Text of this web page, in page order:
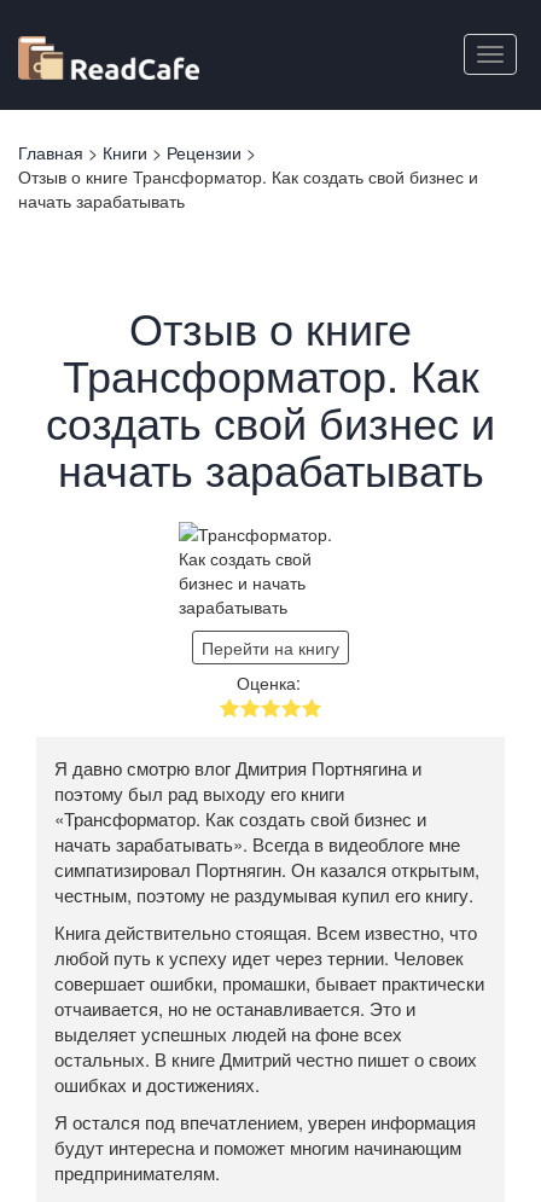
основному
содержанию
Toggle
Вы
здесь
Главная > Книги > Рецензии >
Отзыв о книге Трансформатор. Как создать свой бизнес и
начать зарабатывать
Отзыв о книге
Трансформатор. Как
создать свой бизнес и
начать зарабатывать
Перейти на книгу
Оценка:
Я давно смотрю влог Дмитрия Портнягина и
поэтому был рад выходу его книги
«Трансформатор. Как создать свой бизнес и
начать зарабатывать». Всегда в видеоблоге мне
симпатизировал Портнягин. Он казался открытым,
честным, поэтому не раздумывая купил его книгу.
Книга действительно стоящая. Всем известно, что
любой путь к успеху идет через тернии. Человек
совершает ошибки, промашки, бывает практически
отчаивается, но не останавливается. Это и
выделяет успешных людей на фоне всех
остальных. В книге Дмитрий честно пишет о своих
ошибках и достижениях.
Я остался под впечатлением, уверен информация
будут интересна и поможет многим начинающим
предпринимателям.